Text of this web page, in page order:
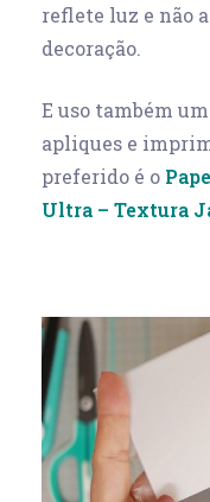
reflete luz e não
decoração.
E uso também
apliques e
preferido é o
Ultra – Textura